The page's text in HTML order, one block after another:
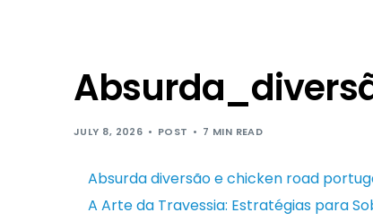
JULY 8, 2026 POST 7 MIN READ
Absurda diversão e chicken road
A Arte da Travessia: Estratégias para